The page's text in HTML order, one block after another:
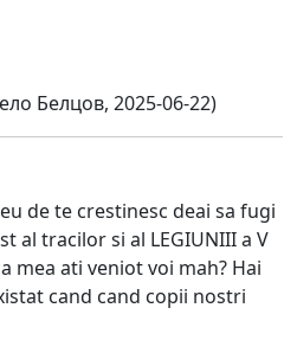
Белцов, 2025-06-22)
de te crestinesc deai sa fugi
al tracilor si al LEGIUNIII a V
mea ati veniot voi mah? Hai
cand cand copii nostri